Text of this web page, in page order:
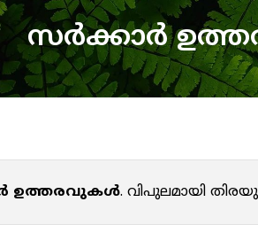
സർക്കാർ
ഉത്തരവുകൾ. വിപുലമായി